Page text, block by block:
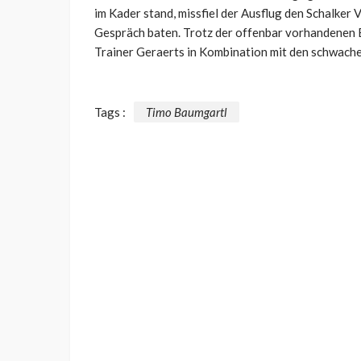
im Kader stand, missfiel der Ausflug den
Gespräch baten. Trotz der offenbar vorhandenen
Trainer Geraerts in Kombination mit den
Tags : Timo Baumgartl